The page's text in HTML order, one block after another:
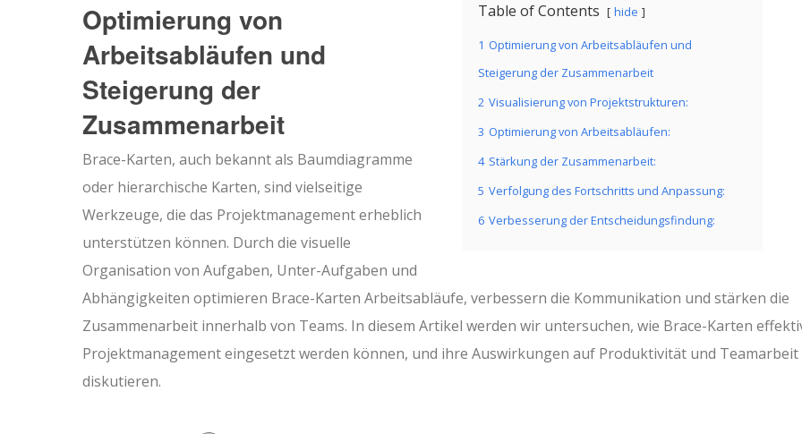
Table of Contents hide
1 Optimierung von Arbeitsabläufen und
Steigerung der Zusammenarbeit
2 Visualisierung von Projektstrukturen:
3 Optimierung von Arbeitsabläufen:
4 Stärkung der Zusammenarbeit:
5 Verfolgung des Fortschritts und Anpassung:
6 Verbesserung der Entscheidungsfindung:
Optimierung von
Arbeitsabläufen und
Steigerung der
Zusammenarbeit
Brace-Karten, auch bekannt als Baumdiagramme
oder hierarchische Karten, sind vielseitige
Werkzeuge, die das Projektmanagement erheblich
unterstützen können. Durch die visuelle
Organisation von Aufgaben, Unter-Aufgaben und
Abhängigkeiten optimieren Brace-Karten Arbeitsabläufe, verbessern die Kommunikation und stärken die
Zusammenarbeit innerhalb von Teams. In diesem Artikel werden wir untersuchen, wie Brace-Karten
Projektmanagement eingesetzt werden können, und ihre Auswirkungen auf Produktivität und Teamarbeit
diskutieren.